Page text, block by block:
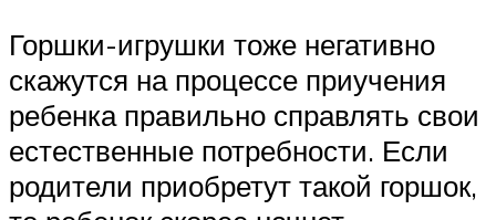
Горшки-игрушки тоже негативно
скажутся на процессе приучения
ребенка правильно справлять свои
естественные потребности. Если
родители приобретут такой горшок,